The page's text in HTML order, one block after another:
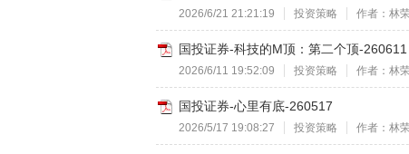
2026/6/21 21:21:19 投资策略 作者：林
国投证券-科技的M顶：第二个顶-260611
2026/6/11 19:52:09 投资策略 作者：林
国投证券-心里有底-260517
2026/5/17 19:08:27 投资策略 作者：林